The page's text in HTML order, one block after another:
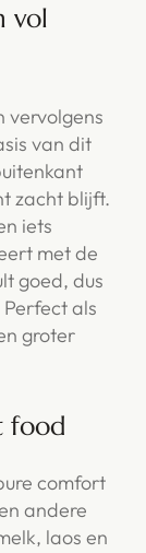
vol
vervolgens
van dit
zacht blijft.
iets
met de
goed, dus
als
groter
food
comfort
andere
laos en